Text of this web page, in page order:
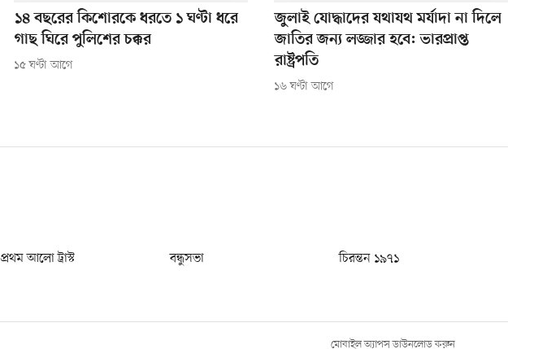
১৪ বছরের কিশোরকে ধরতে ১ ঘণ্টা ধরে
গাছ ঘিরে পুলিশের চক্কর
১৫ ঘণ্টা আগে
জুলাই যোদ্ধাদের যথাযথ মর্যাদা না দিলে
জাতির জন্য লজ্জার হবে: ভারপ্রাপ্ত
রাষ্ট্রপতি
১৬ ঘণ্টা আগে
প্রথম আলো ট্রাস্ট বন্ধুসভা
চিরন্তন ১৯৭১
মোবাইল অ্যাপস ডাউনলোড করুন